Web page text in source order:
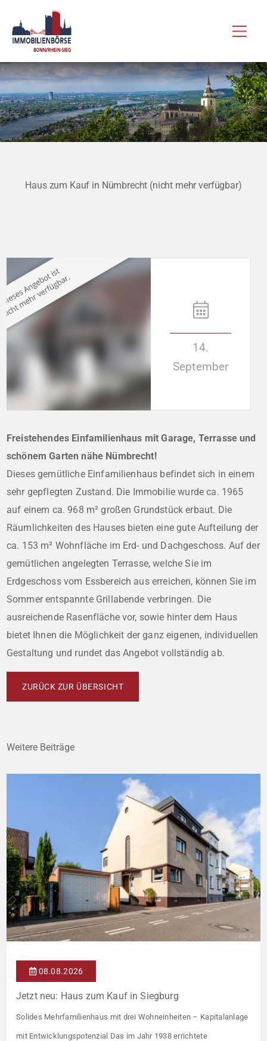
Inhalt
springen
Haus zum Kauf in Nümbrecht (nicht mehr verfügbar)
14.
September
Freistehendes Einfamilienhaus mit Garage, Terrasse und
schönem Garten nähe Nümbrecht!
Dieses gemütliche Einfamilienhaus befindet sich in einem
sehr gepflegten Zustand. Die Immobilie wurde ca. 1965
auf einem ca. 968 m² großen Grundstück erbaut. Die
Räumlichkeiten des Hauses bieten eine gute Aufteilung der
ca. 153 m² Wohnfläche im Erd- und Dachgeschoss. Auf der
gemütlichen angelegten Terrasse, welche Sie im
Erdgeschoss vom Essbereich aus erreichen, können Sie im
Sommer entspannte Grillabende verbringen. Die
ausreichende Rasenfläche vor, sowie hinter dem Haus
bietet Ihnen die Möglichkeit der ganz eigenen, individuellen
Gestaltung und rundet das Angebot vollständig ab.
ZURÜCK ZUR ÜBERSICHT
Weitere Beiträge
08.08.2026
Jetzt neu: Haus zum Kauf in Siegburg
Solides Mehrfamilienhaus mit drei Wohneinheiten – Kapitalanlage
mit Entwicklungspotenzial Das im Jahr 1938 errichtete